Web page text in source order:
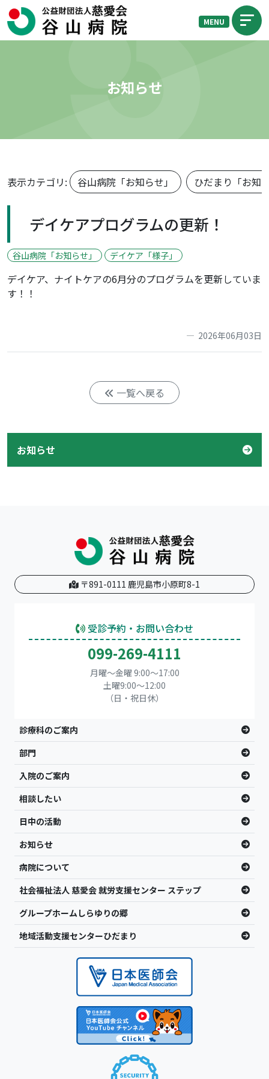
MENU
お知らせ
表示カテゴリ: 谷山病院「お知らせ」 ひだまり「お知
デイケアプログラムの更新！
谷山病院「お知らせ」 デイケア「様子」
デイケア、ナイトケアの6月分のプログラムを更新していま
す！！
2026年06月03日
一覧へ戻る
お知らせ
〒891-0111 鹿児島市小原町8-1
受診予約・お問い合わせ
099-269-4111
月曜～金曜 9:00～17:00
土曜9:00〜12:00
（日・祝日休）
診療科のご案内
部門
入院のご案内
相談したい
日中の活動
お知らせ
病院について
社会福祉法人 慈愛会 就労支援センター ステップ
グループホームしらゆりの郷
地域活動支援センターひだまり